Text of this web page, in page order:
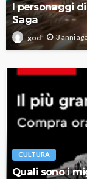
I personaggi
Saga
god 3 anni
CULTURA
Quali sono i